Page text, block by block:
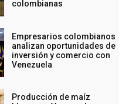
colombianas
Empresarios colombianos
analizan oportunidades de
inversión y comercio con
Venezuela
Producción de maíz